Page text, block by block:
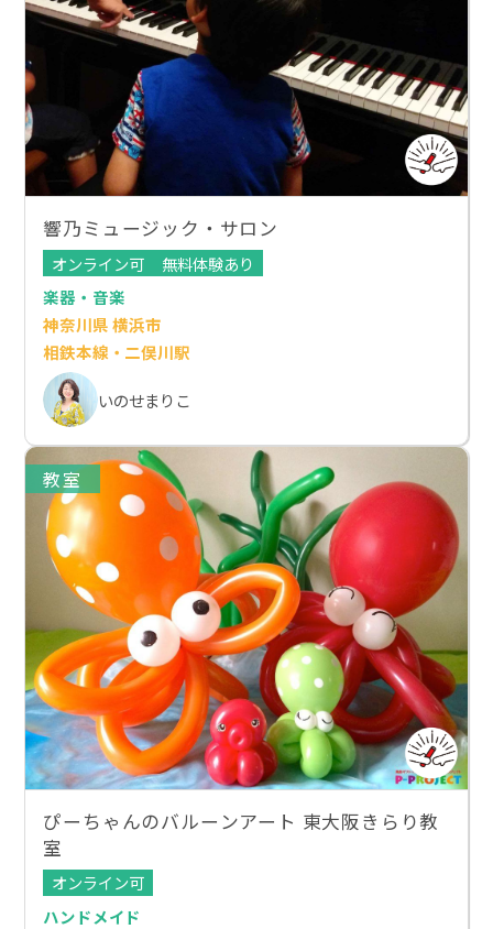
響乃ミュージック・サロン
オンライン可
無料体験あり
楽器・音楽
神奈川県 横浜市
相鉄本線・二俣川駅
いのせまりこ
教室
ぴーちゃんのバルーンアート 東大阪きらり教
室
オンライン可
ハンドメイド